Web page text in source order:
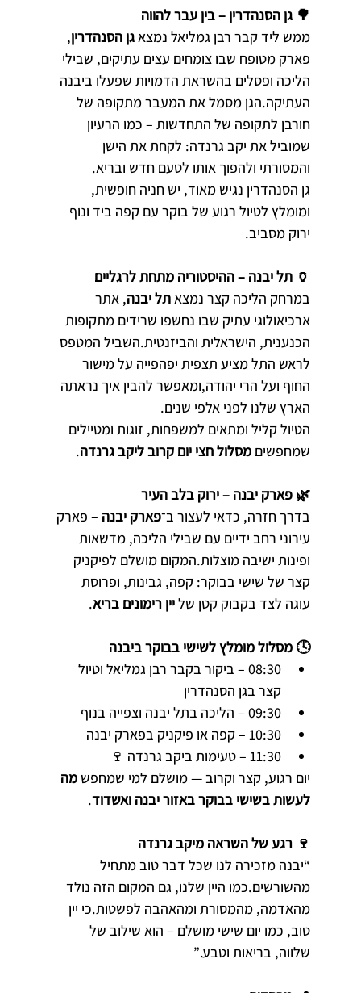
🌳 גן הסנהדרין – בין עבר להווה
ממש ליד קבר רבן גמליאל נמצא גן הסנהדרין,
פארק מטופח שבו צומחים עצים עתיקים, שבילי
הליכה ופסלים בהשראת הדמויות שפעלו ביבנה
העתיקה.הגן מסמל את המעבר מתקופה של
חורבן לתקופה של התחדשות – כמו הרעיון
שמוביל את יקב גרנדה: לקחת את הישן
והמסורתי ולהפוך אותו לטעם חדש ובריא.
גן הסנהדרין נגיש מאוד, יש חניה חופשית,
ומומלץ לטיול רגוע של בוקר עם קפה ביד ונוף
ירוק מסביב.
🏺 תל יבנה – ההיסטוריה מתחת לרגליים
במרחק הליכה קצר נמצא תל יבנה, אתר
ארכיאולוגי עתיק שבו נחשפו שרידים מתקופות
הכנענית, הישראלית והביזנטית.השביל המטפס
לראש התל מציע תצפית יפהפייה על מישור
החוף ועל הרי יהודה,ומאפשר להבין איך נראתה
הארץ שלנו לפני אלפי שנים.
הטיול קליל ומתאים למשפחות, זוגות ומטיילים
שמחפשים מסלול חצי יום קרוב ליקב גרנדה.
🌿 פארק יבנה – ירוק בלב העיר
בדרך חזרה, כדאי לעצור ב־פארק יבנה – פארק
עירוני רחב ידיים עם שבילי הליכה, מדשאות
ופינות ישיבה מוצלות.המקום מושלם לפיקניק
קצר של שישי בבוקר: קפה, גבינות, ופרוסת
עוגה לצד בקבוק קטן של יין רימונים בריא.
🕓 מסלול מומלץ לשישי בבוקר ביבנה
08:30 – ביקור בקבר רבן גמליאל וטיול
קצר בגן הסנהדרין
09:30 – הליכה בתל יבנה וצפייה בנוף
10:30 – קפה או פיקניק בפארק יבנה
11:30 – טעימות ביקב גרנדה 🍷
יום רגוע, קצר וקרוב — מושלם למי שמחפש מה
לעשות בשישי בבוקר באזור יבנה ואשדוד.
🍷 רגע של השראה מיקב גרנדה
“יבנה מזכירה לנו שכל דבר טוב מתחיל
מהשורשים.כמו היין שלנו, גם המקום הזה נולד
מהאדמה, מהמסורת ומהאהבה לפשטות.כי יין
טוב, כמו יום שישי מושלם – הוא שילוב של
שלווה, בריאות וטבע.”